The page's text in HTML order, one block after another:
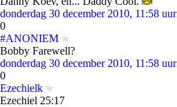
donderdag 30 december 2010, 11:58 uur
0
#ANONIEM
Bobby Farewell?
donderdag 30 december 2010, 11:58 uur
0
Ezechielk
Ezechiel 25:17